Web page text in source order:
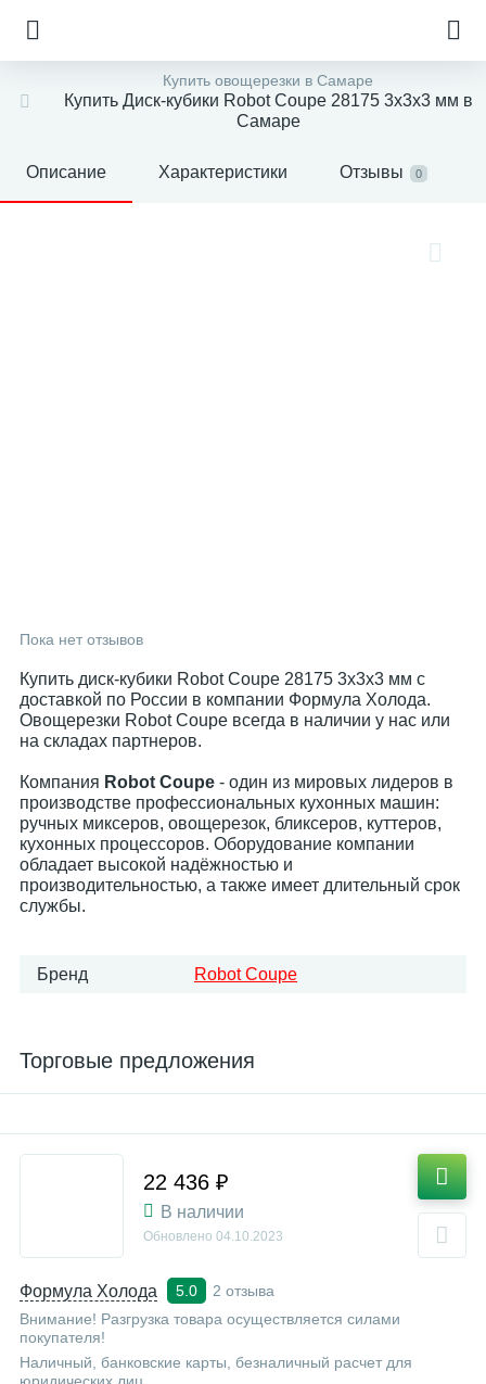
Купить овощерезки в Самаре
Купить Диск-кубики Robot Coupe 28175 3х3х3 мм в
Самаре
Описание Характеристики Отзывы 0
Пока нет отзывов
Купить диск-кубики Robot Coupe 28175 3х3х3 мм с
доставкой по России в компании Формула Холода.
Овощерезки Robot Coupe всегда в наличии у нас или
на складах партнеров.
Компания Robot Coupe - один из мировых лидеров в
производстве профессиональных кухонных машин:
ручных миксеров, овощерезок, бликсеров, куттеров,
кухонных процессоров. Оборудование компании
обладает высокой надёжностью и
производительностью, а также имеет длительный срок
службы.
Бренд Robot Coupe
Торговые предложения
Формула Холода 5.0
2 отзыва
Внимание! Разгрузка товара осуществляется силами
покупателя!
Наличный, банковские карты, безналичный расчет для
22 436 ₽
В наличии
Обновлено 04.10.2023